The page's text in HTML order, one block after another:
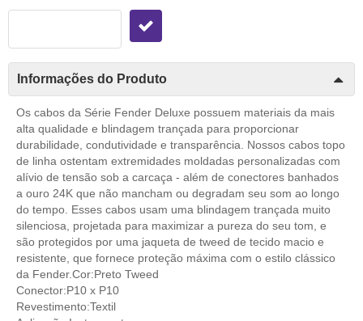
Informações do Produto
Os cabos da Série Fender Deluxe possuem materiais da mais
alta qualidade e blindagem trançada para proporcionar
durabilidade, condutividade e transparência. Nossos cabos topo
de linha ostentam extremidades moldadas personalizadas com
alívio de tensão sob a carcaça - além de conectores banhados
a ouro 24K que não mancham ou degradam seu som ao longo
do tempo. Esses cabos usam uma blindagem trançada muito
silenciosa, projetada para maximizar a pureza do seu tom, e
são protegidos por uma jaqueta de tweed de tecido macio e
resistente, que fornece proteção máxima com o estilo clássico
da Fender.Cor:Preto Tweed
Conector:P10 x P10
Revestimento:Textil